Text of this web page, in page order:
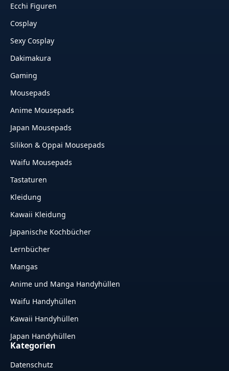
Ecchi Figuren
Cosplay
Sexy Cosplay
Dakimakura
Gaming
Mousepads
Anime Mousepads
Japan Mousepads
Silikon & Oppai Mousepads
Waifu Mousepads
Tastaturen
Kleidung
Kawaii Kleidung
Japanische Kochbücher
Lernbücher
Mangas
Anime und Manga Handyhüllen
Waifu Handyhüllen
Kawaii Handyhüllen
Japan Handyhüllen
Kategorien
Datenschutz